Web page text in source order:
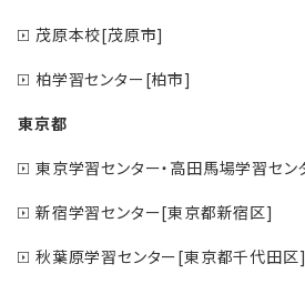
茂原本校[茂原市]
柏学習センター[柏市]
東京都
東京学習センター・高田馬場学習セ
新宿学習センター[東京都新宿区]
秋葉原学習センター[東京都千代田区]